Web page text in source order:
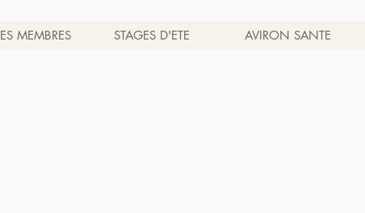
MEMBRES STAGES D'ETE AVIRON SANTE